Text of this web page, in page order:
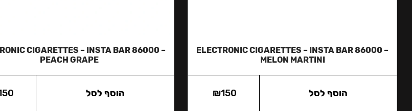
ЕLECTRONIC CIGARETTES – INSTA BAR 86000 –
MELON MARTINI
₪150 הוסף לסל
CIGARETTES – INSTA BAR 86000 –
PEACH GRAPE
הוסף לסל